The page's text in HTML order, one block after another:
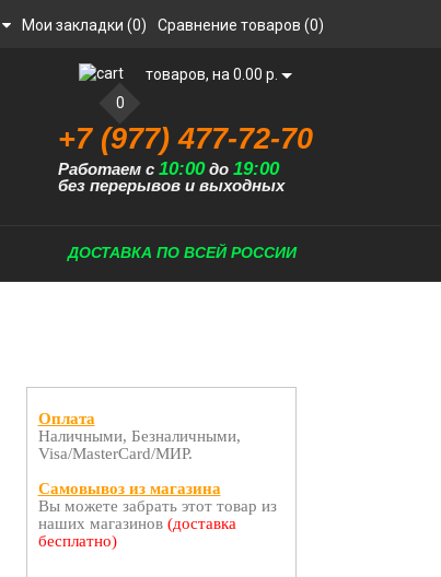
Мои закладки (0) Сравнение товаров (0)
0
товаров, на 0.00 р.
+7 (977) 477-72-70
Работаем с10:00до19:00
без перерывов и выходных
ДОСТАВКА ПО ВСЕЙ РОССИИ
Оплата
Наличными, Безналичными,
Visa/MasterCard/МИР.
Самовывоз из магазина
Вы можете забрать этот товар из
наших магазинов (доставка
бесплатно)